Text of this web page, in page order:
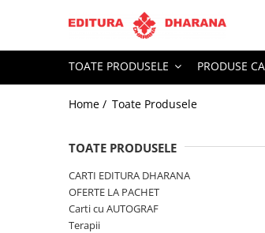
Toate Produsele
CARTI EDITURA DHARANA
OFERTE LA PACHET
Dezvoltare personala
Spiritualitate
TOATE PRODUSELE PRODUSE
Home / Toate Produsele
TOATE PRODUSELE
CARTI EDITURA DHARANA
OFERTE LA PACHET
Carti cu AUTOGRAF
Terapii